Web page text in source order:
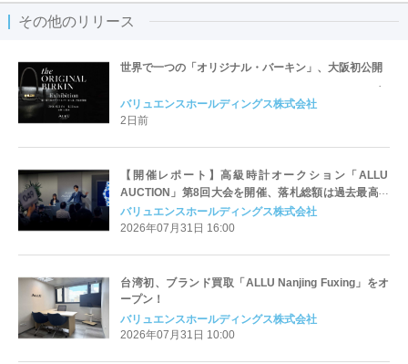
その他のリリース
世界で一つの「オリジナル・バーキン」、大阪初公開
バリュエンスホールディングス株式会社
2日前
【開催レポート】高級時計オークション「ALLU
AUCTION」第8回大会を開催、落札総額は過去最高の
約6.8億円！参加者数も過去最高を記録
バリュエンスホールディングス株式会社
2026年07月31日 16:00
台湾初、ブランド買取「ALLU Nanjing Fuxing」をオ
ープン！
バリュエンスホールディングス株式会社
2026年07月31日 10:00